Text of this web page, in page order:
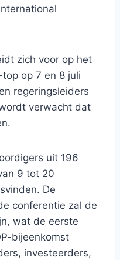
zich voor op het
op 7 en 8 juli
regeringsleiders
verwacht dat
uit 196
9 tot 20
De
conferentie zal de
wat de eerste
bijeenkomst
investeerders,